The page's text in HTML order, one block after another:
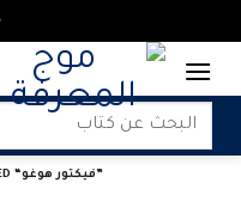
Search
PRODUCTS TAGGED “فيكتور هوغو”